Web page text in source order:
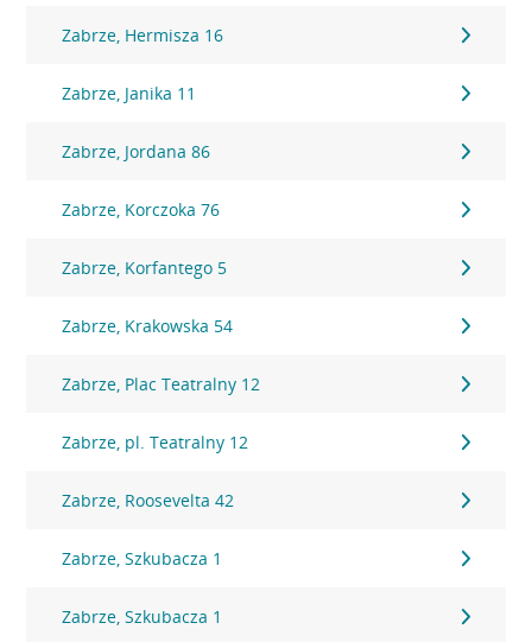
Zabrze, Hermisza 16
Zabrze, Janika 11
Zabrze, Jordana 86
Zabrze, Korczoka 76
Zabrze, Korfantego 5
Zabrze, Krakowska 54
Zabrze, Plac Teatralny 12
Zabrze, pl. Teatralny 12
Zabrze, Roosevelta 42
Zabrze, Szkubacza 1
Zabrze, Szkubacza 1